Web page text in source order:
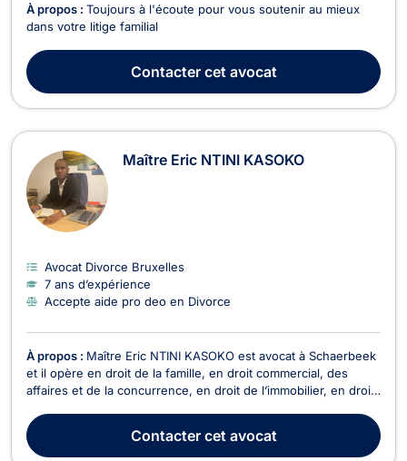
À propos : Toujours à l'écoute pour vous soutenir au mieux
dans votre litige familial
Contactercet avocat
Maître Eric NTINI KASOKO
Avocat Divorce Bruxelles
7 ans d’expérience
Accepte aide pro deo en Divorce
À propos : Maître Eric NTINI KASOKO est avocat à Schaerbeek
et il opère en droit de la famille, en droit commercial, des
affaires et de la concurrence, en droit de l’immobilier, en droit
NTINI KASOKO intervient en droit de la famille pour les
divorces à l'amiable ou con...
Contactercet avocat